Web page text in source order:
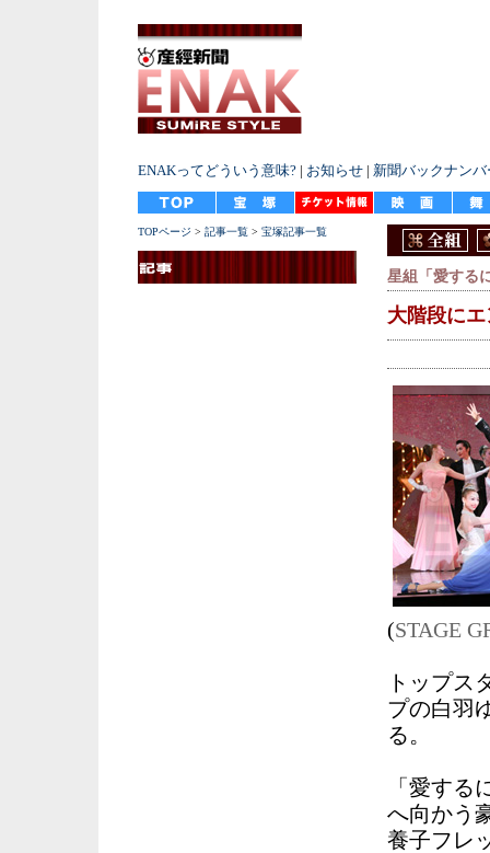
ENAKってどういう意味? | お知らせ | 新聞バックナン
星組「愛する
大階段に
(STAGE
トップス
プの白羽
る。
「愛す
へ向かう
養子フレ
TOPページ > 記事一覧 > 宝塚記事一覧